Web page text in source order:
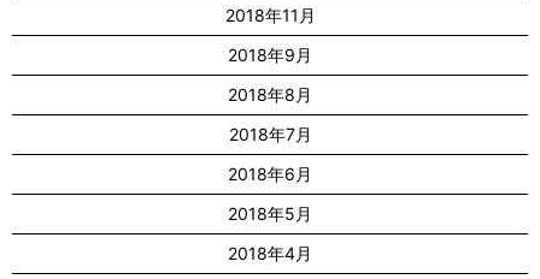
2018年11月
2018年9月
2018年8月
2018年7月
2018年6月
2018年5月
2018年4月